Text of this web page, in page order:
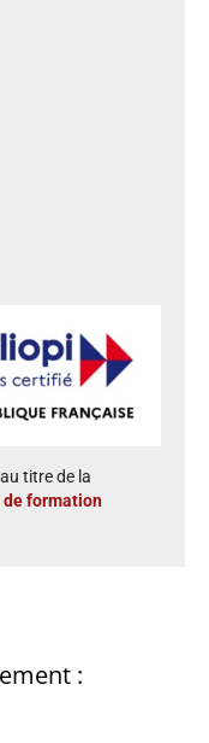
titre de la
de formation
: